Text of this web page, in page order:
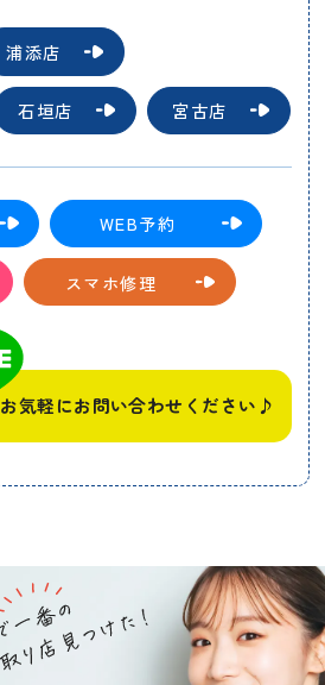
浦添店
石垣店 宮古店
WEB予約
スマホ修理
お気軽にお問い合わせください♪